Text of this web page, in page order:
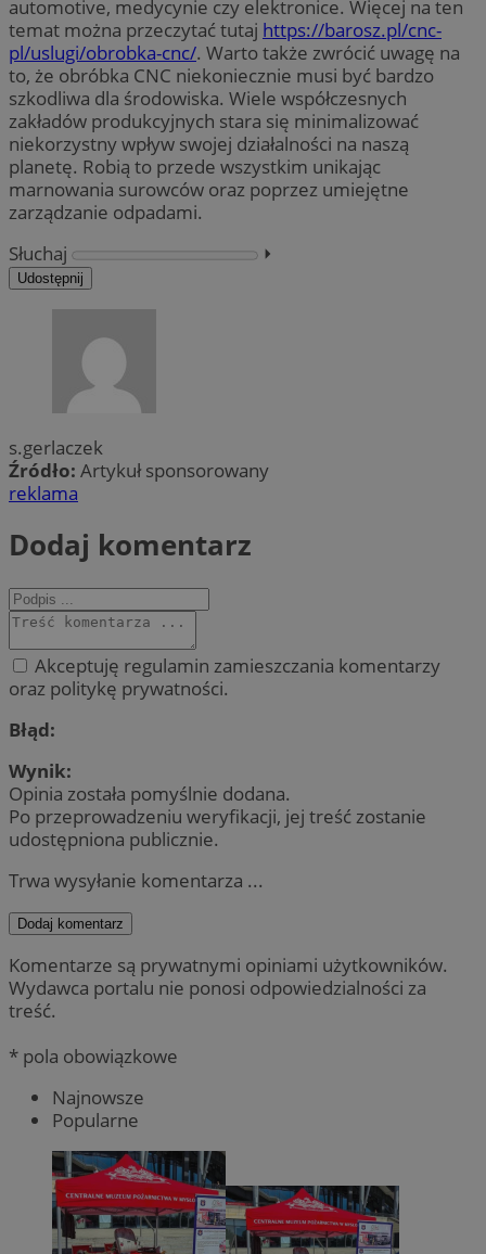
automotive, medycynie czy elektronice. Więcej na ten
temat można przeczytać tutaj https://barosz.pl/cnc-
pl/uslugi/obrobka-cnc/. Warto także zwrócić uwagę na
to, że obróbka CNC niekoniecznie musi być bardzo
szkodliwa dla środowiska. Wiele współczesnych
zakładów produkcyjnych stara się minimalizować
niekorzystny wpływ swojej działalności na naszą
planetę. Robią to przede wszystkim unikając
marnowania surowców oraz poprzez umiejętne
zarządzanie odpadami.
Słuchaj
⏵︎
Udostępnij
s.gerlaczek
Źródło: Artykuł sponsorowany
reklama
Dodaj komentarz
Akceptuję regulamin zamieszczania komentarzy
oraz politykę prywatności.
Błąd:
Wynik:
Opinia została pomyślnie dodana.
Po przeprowadzeniu weryfikacji, jej treść zostanie
udostępniona publicznie.
Trwa wysyłanie komentarza ...
Dodaj komentarz
Komentarze są prywatnymi opiniami użytkowników.
Wydawca portalu nie ponosi odpowiedzialności za
treść.
* pola obowiązkowe
Najnowsze
Popularne